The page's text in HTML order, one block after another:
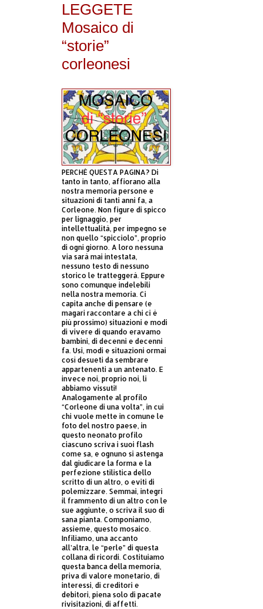
LEGGETE
Mosaico di
“storie”
corleonesi
PERCHÈ QUESTA PAGINA? Di
tanto in tanto, affiorano alla
nostra memoria persone e
situazioni di tanti anni fa, a
Corleone. Non figure di spicco
per lignaggio, per
intellettualità, per impegno se
non quello “spicciolo”, proprio
di ogni giorno. A loro nessuna
via sarà mai intestata,
nessuno testo di nessuno
storico le tratteggerà. Eppure
sono comunque indelebili
nella nostra memoria. Ci
capita anche di pensare (e
magari raccontare a chi ci è
più prossimo) situazioni e modi
di vivere di quando eravamo
bambini, di decenni e decenni
fa. Usi, modi e situazioni ormai
così desueti da sembrare
appartenenti a un antenato. E
invece noi, proprio noi, li
abbiamo vissuti!
Analogamente al profilo
“Corleone di una volta”, in cui
chi vuole mette in comune le
foto del nostro paese, in
questo neonato profilo
ciascuno scriva i suoi flash
come sa, e ognuno si astenga
dal giudicare la forma e la
perfezione stilistica dello
scritto di un altro, o eviti di
polemizzare. Semmai, integri
il frammento di un altro con le
sue aggiunte, o scriva il suo di
sana pianta. Componiamo,
assieme, questo mosaico.
Infiliamo, una accanto
all’altra, le “perle” di questa
collana di ricordi. Costituiamo
questa banca della memoria,
priva di valore monetario, di
interessi, di creditori e
debitori, piena solo di pacate
rivisitazioni, di affetti.